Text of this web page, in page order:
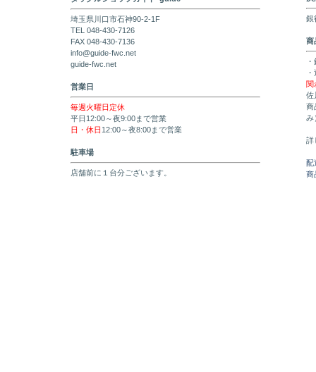
埼玉県川口市石神90-2-1F
TEL 048-430-7126
FAX 048-430-7136
info@guide-fwc.net
guide-fwc.net
営業日
毎週火曜日定休
平日12:00～夜9:00まで営業
日・休日 12:00～夜8:00まで営業
駐車場
店舗前に１台分ございます。
銀
商
関
佐
商
み
詳
配
商